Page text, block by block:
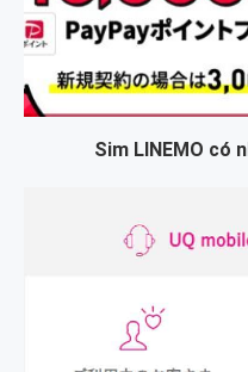
Sim LINEMO có